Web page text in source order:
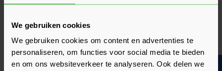
We gebruiken cookies
We gebruiken cookies om content en advertenties te
personaliseren, om functies voor social media te bieden
en om ons websiteverkeer te analyseren. Ook delen we